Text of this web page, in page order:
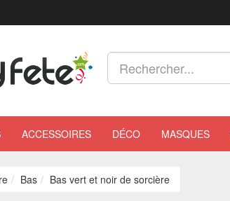
ACCESSOIRES DÉCO MASQUES
Bas Bas vert et noir de sorcière